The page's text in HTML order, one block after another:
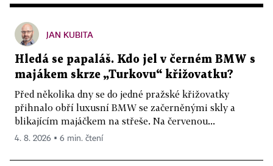
JAN KUBITA
Hledá se papaláš. Kdo jel v černém BMW s
majákem skrze „Turkovu“ křižovatku?
Před několika dny se do jedné pražské křižovatky
přihnalo obří luxusní BMW se začerněnými skly a
blikajícím majáčkem na střeše. Na červenou...
4. 8. 2026 ▪ 6 min. čtení